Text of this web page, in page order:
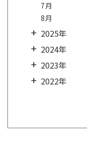
7月
8月
2025年
2024年
2023年
2022年